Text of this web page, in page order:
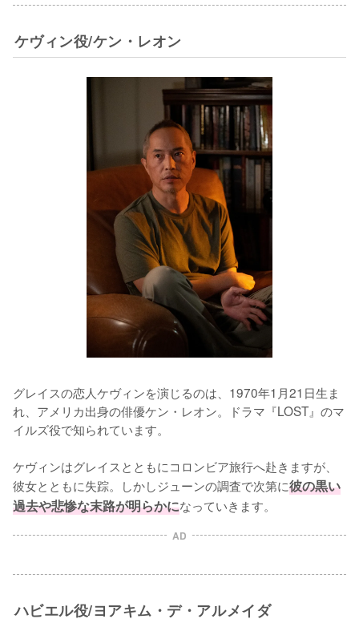
ケヴィン役/ケン・レオン
グレイスの恋人ケヴィンを演じるのは、1970年1月21日生ま
れ、アメリカ出身の俳優ケン・レオン。ドラマ『LOST』のマ
イルズ役で知られています。
ケヴィンはグレイスとともにコロンビア旅行へ赴きますが、
彼女とともに失踪。しかしジューンの調査で次第に彼の黒い
過去や悲惨な末路が明らかになっていきます。
AD
ハビエル役/ヨアキム・デ・アルメイダ